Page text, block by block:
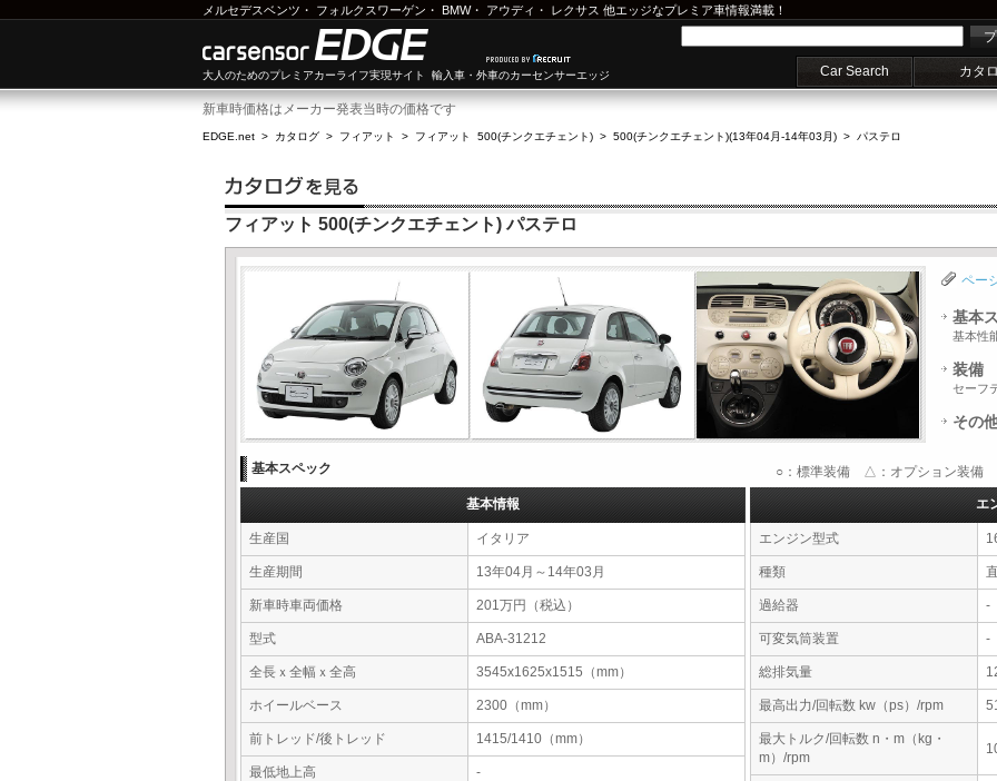
メルセデスベンツ ・ フォルクスワーゲン ・ BMW・ アウディ ・ レクサス 他エッジなプレミア車情報満載！
大人のためのプレミアカーライフ実現サイト 輸入車・外車のカーセンサーエッジ Car Search カタ
新車時価格はメーカー発表当時の価格です
EDGE.net > カタログ > フィアット > フィアット 500(チンクエチェント) > 500(チンクエチェント)(13年04月-14年03月) > パステロ
フィアット 500(チンクエチェント) パステロ
ペー
基本
基本性
装備
セーフ
その
基本スペック ○：標準装備 △：オプション装備 -
基本情報
生産国 イタリア
生産期間 13年04月～14年03月
新車時車両価格 201万円（税込）
型式 ABA-31212
全長ｘ全幅ｘ全高 3545x1625x1515（mm）
ホイールベース 2300（mm）
前トレッド/後トレッド 1415/1410（mm）
最低地上高 -
エ
エンジン型式
種類
過給器 -
可変気筒装置 -
総排気量
最高出力/回転数 kw（ps）/rpm
最大トルク/回転数 n・m（kg・
m）/rpm